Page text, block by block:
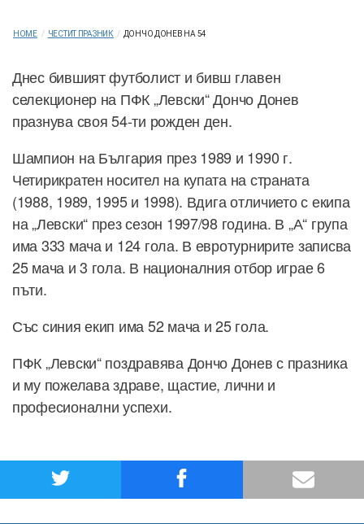
HOME / ЧЕСТИТ ПРАЗНИК / ДОНЧО ДОНЕВ НА 54
Днес бившият футболист и бивш главен
селекционер на ПФК „Левски“ Дончо Донев
празнува своя 54-ти рожден ден.
Шампион на България през 1989 и 1990 г.
Четирикратен носител на купата на страната
(1988, 1989, 1995 и 1998). Вдига отличието с екипа
на „Левски“ през сезон 1997/98 година. В „А“ група
има 333 мача и 124 гола. В евротурнирите записва
25 мача и 3 гола. В националния отбор играе 6
пъти.
Със синия екип има 52 мача и 25 гола.
ПФК „Левски“ поздравява Дончо Донев с празника
и му пожелава здраве, щастие, лични и
професионални успехи.